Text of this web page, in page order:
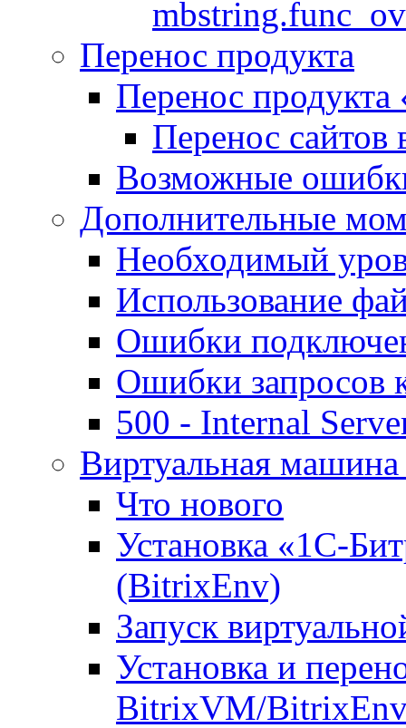
Перенос продукта
Перенос продукта
Перенос сайтов
Возможные
Дополнительные
Необходимый
Использование
Ошибки
Ошибки запросов
500 - Internal
Виртуальная
Что нового
Установка «1С-
(BitrixEnv)
Запуск
Установка и
BitrixVM/